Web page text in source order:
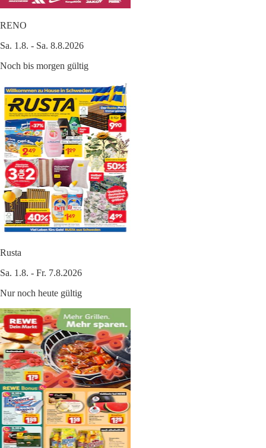
RENO
Sa. 1.8. - Sa. 8.8.2026
Noch bis morgen gültig
Rusta
Sa. 1.8. - Fr. 7.8.2026
Nur noch heute gültig